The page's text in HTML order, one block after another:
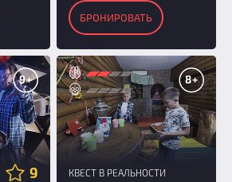
БРОНИРОВАТЬ
9+
9
8+
КВЕСТ В РЕАЛЬНОСТИ